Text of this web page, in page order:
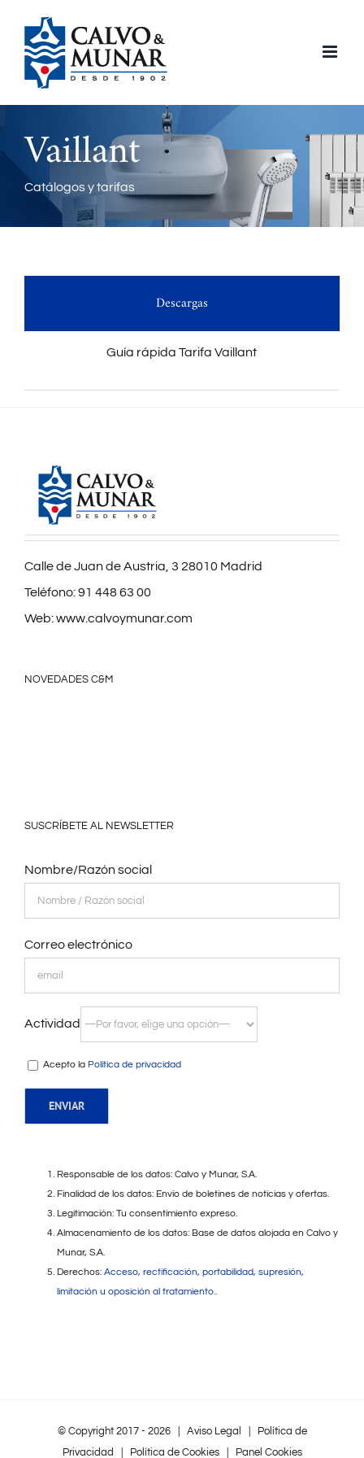
contenido
Vaillant
Catálogos y tarifas
Descargas
Guía rápida Tarifa Vaillant
Calle de Juan de Austria, 3 28010 Madrid
Teléfono:91 448 63 00
Web:www.calvoymunar.com
NOVEDADES C&M
SUSCRÍBETE AL NEWSLETTER
Nombre/Razón social
Correo electrónico
Actividad
Acepto la Política de privacidad
Responsable de los datos: Calvo y Munar, S.A.
Finalidad de los datos: Envío de boletines de noticias y ofertas.
Legitimación: Tu consentimiento expreso.
Almacenamiento de los datos: Base de datos alojada en Calvo y
Munar, S.A.
Derechos: Acceso, rectificación, portabilidad, supresión,
limitación u oposición al tratamiento..
© Copyright 2017 - 2026 | Aviso Legal
Política de
Privacidad
Política de Cookies| Panel Cookies